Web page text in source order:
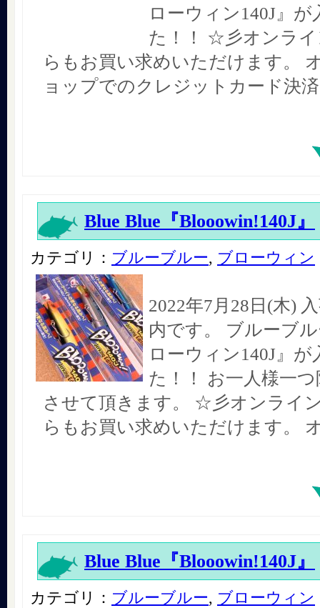
ローウィン140J』
た！！ ☆彡オンラ
らもお買い求めいただけます。
ョップでのクレジットカード決
Blue Blue『Blooowin!140J』
カテゴリ： ブルーブルー, ブローウィン
2022年7月28日(木)
内です。 ブルーブ
ローウィン140J』
た！！ お一人様一
させて頂きます。 ☆彡オンライ
らもお買い求めいただけます。
Blue Blue『Blooowin!140J』
カテゴリ： ブルーブルー, ブローウィン